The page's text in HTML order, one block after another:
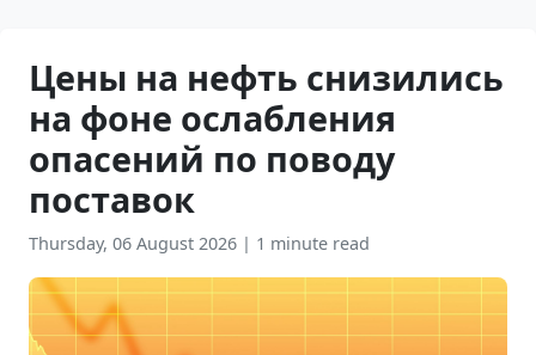
Цены на нефть снизились
на фоне ослабления
опасений по поводу
поставок
Thursday, 06 August 2026 | 1 minute read